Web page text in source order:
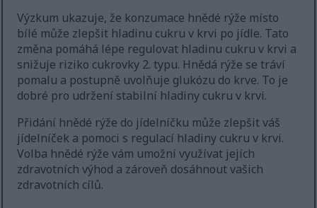
Výzkum ukazuje, že konzumace hnědé rýže místo
bílé může zlepšit hladinu cukru v krvi po jídle. Tato
změna pomáhá lépe regulovat hladinu cukru v krvi a
snižuje riziko cukrovky 2. typu. Hnědá rýže se tráví
pomalu a postupně uvolňuje glukózu do krve. To je
dobré pro udržení stabilní hladiny cukru v krvi.
Přidání hnědé rýže do jídelníčku může zlepšit váš
jídelníček a pomoci s regulací hladiny cukru v krvi.
Volba hnědé rýže vám umožní využívat jejích
zdravotních výhod a zároveň dosáhnout vašich
zdravotních cílů.